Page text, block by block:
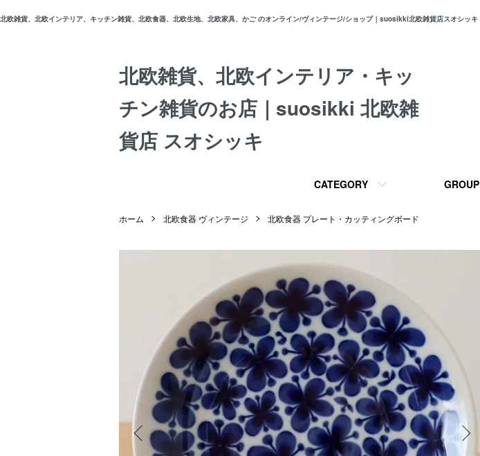
北欧雑貨、北欧インテリア、キッチン雑貨、北欧食器、北欧生地、北欧家具、かご のオンライン/ヴィンテージ/ショップ｜suosikki北欧雑貨店スオシッキ
北欧雑貨、北欧インテリア・キッ
チン雑貨のお店｜suosikki 北欧雑
貨店 スオシッキ
CATEGORY GROUP
ホーム 北欧食器 ヴィンテージ 北欧食器 プレート・カッティングボード